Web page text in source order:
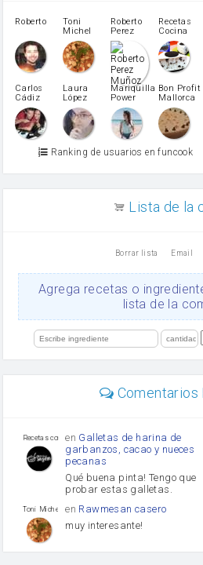
Opcional: Azúcar avainillado
patatas
pimiento rojo
Pimentón
pimiento verde
miel
vino blanco
Azúcar glass
Azúcar moreno
Zumo de limón
arroz
Ajos
orégano
limón
Roberto
Toni
Michel
Caubet
Roberto
Perez
Muñoz
Recetas
Cocina
Carlos
Cádiz
Laura
López
Martínez
Mariquilla
Power
Bon Profit
Mallorca
Ranking de usuarios en funcook
Lista de la
Borrar lista Email
Agrega recetas o
lista de la
Comentarios
Recetas con sazon
en Galletas de harina de
garbanzos, cacao y nueces
pecanas
Qué buena pinta! Tengo que
probar estas galletas.
Toni Michel Caubet
en Rawmesan casero
muy interesante!